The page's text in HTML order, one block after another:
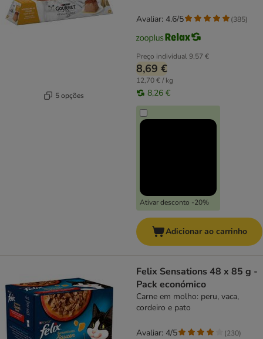
5 opções
Preço individual9,57 €
8,69 €
12,70 € / kg
8,26 €
Ativar desconto -20%
Avaliar: 4.6/5 (385)
Adicionar ao carrinho
Felix Sensations 48 x 85 g -
Pack económico
Carne em molho: peru, vaca,
cordeiro e pato
Avaliar: 4/5 (230)